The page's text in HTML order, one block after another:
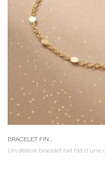
BRACELET FIN...
Un délicat bracelet fait fait d'une